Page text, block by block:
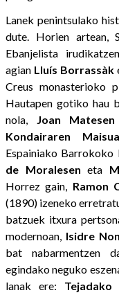
Lanek penintsulako
dute. Horien artean,
Ebanjelista
agian Lluís Borrassàk
Creus monasterioko
Hautapen gotiko hau
nola, Joan Matesen
Kondairaren
Espainiako
de Moralesen eta
Horrez gain, Ramon
(1890) izeneko
batzuek itxura
modernoan, Isidre
bat nabarmentzen
egindako neguko
lanak ere: Tejadako